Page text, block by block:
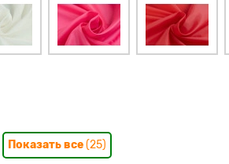
Показать все(25)